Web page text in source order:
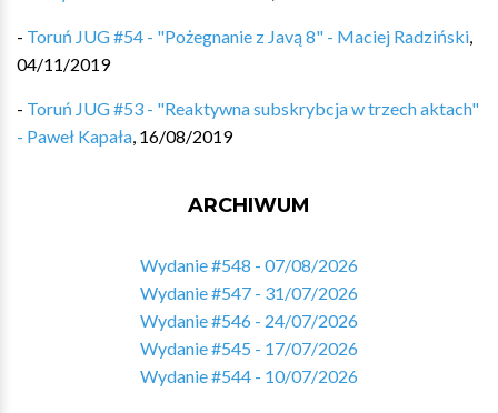
- Toruń JUG #54 - "Pożegnanie z Javą 8" - Maciej Radziński,
04/11/2019
- Toruń JUG #53 - "Reaktywna subskrybcja w trzech aktach"
- Paweł Kapała, 16/08/2019
ARCHIWUM
Wydanie #548 - 07/08/2026
Wydanie #547 - 31/07/2026
Wydanie #546 - 24/07/2026
Wydanie #545 - 17/07/2026
Wydanie #544 - 10/07/2026